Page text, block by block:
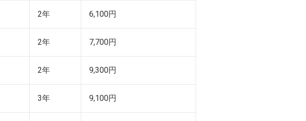
2年 6,100円
2年 7,700円
2年 9,300円
3年 9,100円